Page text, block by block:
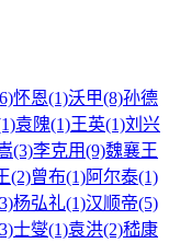
怀恩(1)沃甲(8)孙德
袁隗(1)王英(1)刘兴
(3)李克用(9)魏襄王
(2)曾布(1)阿尔泰(1)
杨弘礼(1)汉顺帝(5)
士燮(1)袁洪(2)嵇康